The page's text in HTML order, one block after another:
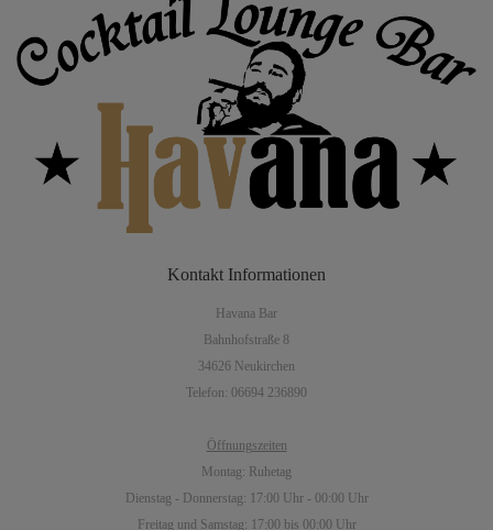
Kontakt Informationen
Havana Bar
Bahnhofstraße 8
34626 Neukirchen
Telefon: 06694 236890
Öffnungszeiten
Montag: Ruhetag
Dienstag - Donnerstag: 17:00 Uhr - 00:00 Uhr
Freitag und Samstag: 17:00 bis 00:00 Uhr